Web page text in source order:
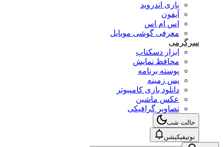
بازی اندروید
آیفون
اس ام اس
معرفی گوشی موبایل
سرگرمی
ابزار دسکتاپ
محافظ نمایش
پوسته برنامه
پس زمینه
دانلود بازی کامپیوتر
عکس ماشین
تصاویر گرافیکی
حالت شب
نوتیفیکیشن